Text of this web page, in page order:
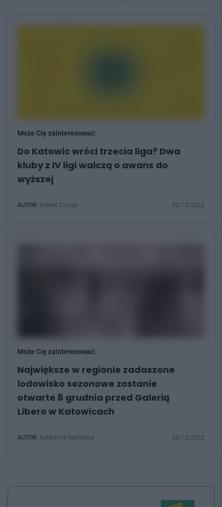
Może Cię zainteresować:
Do Katowic wróci trzecia liga? Dwa
kluby z IV ligi walczą o awans do
wyższej
AUTOR: Robert Czykiel 02/12/2022
Może Cię zainteresować:
Największe w regionie zadaszone
lodowisko sezonowe zostanie
otwarte 8 grudnia przed Galerią
Libero w Katowicach
AUTOR: Katarzyna Pachelska 05/12/2022